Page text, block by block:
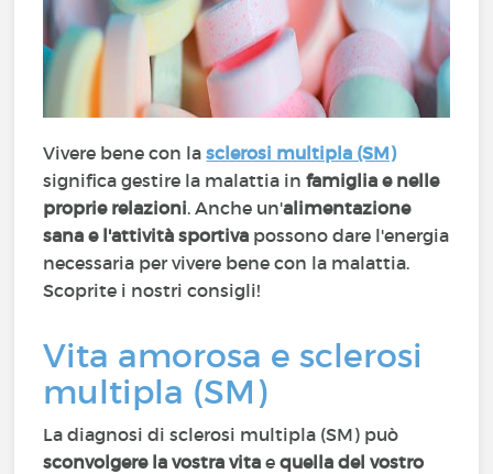
Vivere bene con lasclerosi multipla (SM)
significa gestire la malattia infamiglia e nelle
proprie relazioni. Anche un'alimentazione
sana e l'attività sportiva possono dare l'energia
necessaria per vivere bene con la malattia.
Scoprite i nostri consigli!
Vita amorosa e sclerosi
multipla (SM)
La diagnosi di sclerosi multipla (SM) può
sconvolgere la vostra vitaequella del vostro